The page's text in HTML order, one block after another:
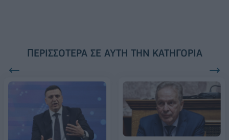
ΠΕΡΙΣΣΌΤΕΡΑ ΣΕ ΑΥΤΉ ΤΗΝ ΚΑΤΗΓΟΡΊΑ